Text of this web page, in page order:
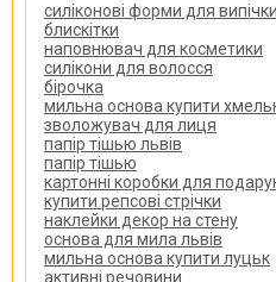
силіконові форми для
блискітки
наповнювач для косметики
силікони для волосся
бірочка
мильна основа купити
зволожувач для лиця
папір тішью львів
папір тішью
картонні коробки для
купити репсові стрічки
наклейки декор на стену
основа для мила львів
мильна основа купити луцьк
активні речовини